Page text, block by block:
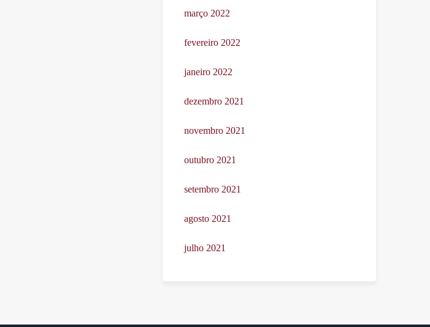
março 2022
fevereiro 2022
janeiro 2022
dezembro 2021
novembro 2021
outubro 2021
setembro 2021
agosto 2021
julho 2021